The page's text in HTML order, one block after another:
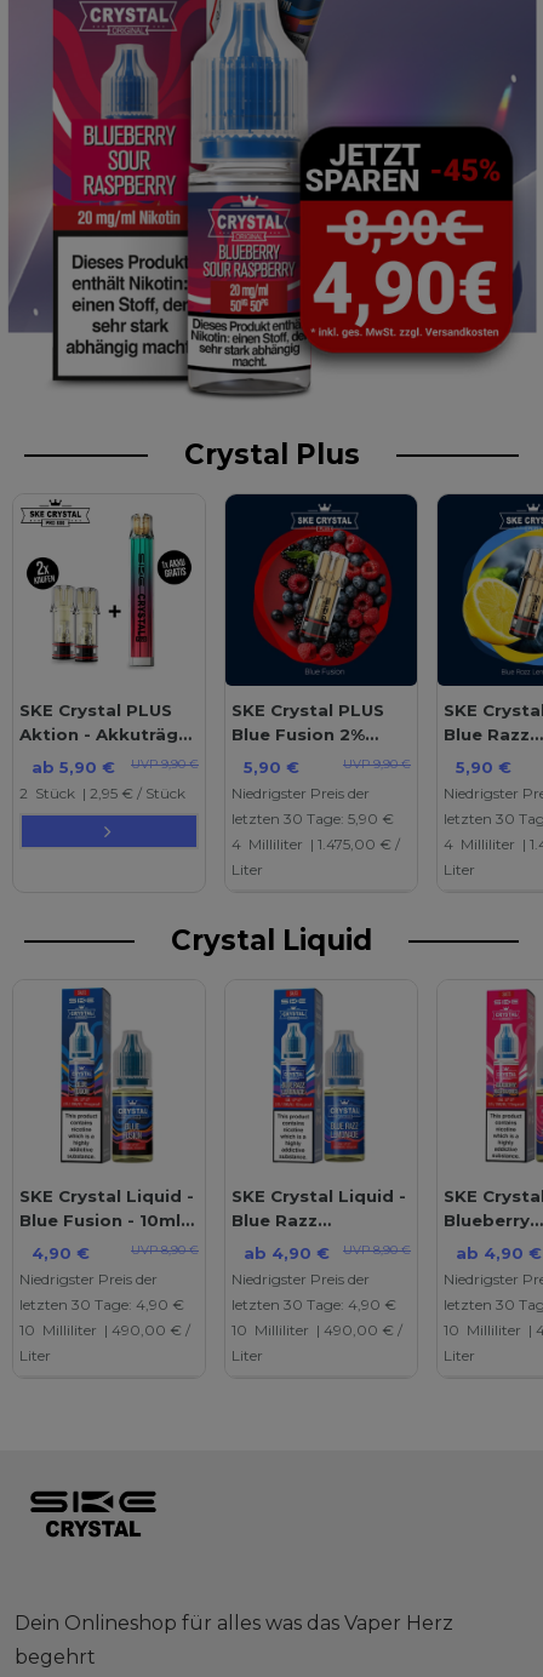
Crystal Plus
SKE Crystal PLUS
Aktion - Akkuträger
Aurora Blue Gratis
UVP 9,90 €
ab 5,90 €
2 Stück | 2,95 € / Stück
SKE Crystal PLUS
Blue Fusion 2%
Nikotin 2er PackUVP 9,90 €
5,90 €
Niedrigster Preis der
letzten 30 Tage: 5,90 €
4 Milliliter | 1.475,00 € /
Liter
SKE
Blue Razz
Lemonade
5,90 €
Niedrigster
letzten 30
4 Milliliter |
Liter
Crystal Liquid
SKE Crystal Liquid -
Blue Fusion - 10ml
NikotinsalzliquidUVP 8,90 €
4,90 €
Niedrigster Preis der
letzten 30 Tage: 4,90 €
10 Milliliter | 490,00 € /
Liter
SKE Crystal Liquid -
Blue Razz
Lemonade - 10ml
UVP 8,90 €
ab 4,90 €
Niedrigster Preis der
letzten 30 Tage: 4,90 €
10 Milliliter | 490,00 € /
Liter
SKE
Blueberry
ab 4,90 €
Niedrigster
letzten 30
10 Milliliter |
Liter
Dein Onlineshop für alles was das Vaper Herz
begehrt